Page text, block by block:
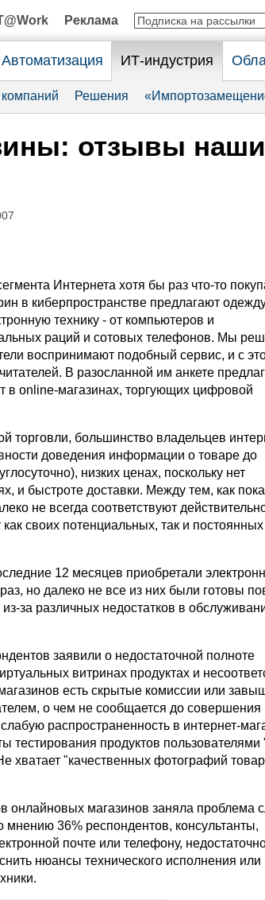
Реклама
Автоматизация ИТ-индустрия
Решения
отзывы
Интернета хотя бы раз что-то
в киберпространстве предлагают
технику - от компьютеров и
раций и сотовых телефонов. Мы
воспринимают подобный сервис, и с
В разосланной им анкете
в online-магазинах, торгующих цифровой
большинство владельцев
доведения информации о товаре до
низких ценах, поскольку нет
и быстроте доставки. Между тем, как
не всегда соответствуют
своих потенциальных, так и постоянных
12 месяцев приобретали
но далеко не все из них были готовы
за различных недостатков в
заявили о недостаточной полноте
витринах продуктах и
есть скрытые комиссии или
о чем не сообщается до совершения
распространенность в интернет-
тестирования продуктов пользователями
хватает "качественных фотографий
онлайновых магазинов заняла проблема
мнению 36% респондентов, консультанты,
почте или телефону,
нюансы технического исполнения или